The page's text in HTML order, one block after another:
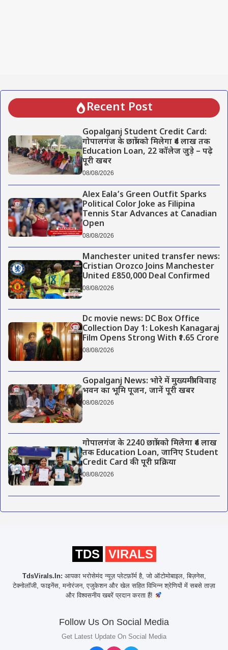
Recent Post
Gopalganj Student Credit Card:
गोपालगंज के छात्रों को मिलेगा ₹4 लाख तक
Education Loan, 22 कॉलेज जुड़े – पढ़े
पूरी खबर
08/08/2026
Alex Eala’s Green Outfit Sparks
Political Color Joke as Filipina
Tennis Star Advances at Canadian
Open
08/08/2026
Manchester united transfer news:
Cristian Orozco Joins Manchester
United £850,000 Deal Confirmed
08/08/2026
Dc movie news: DC Box Office
Collection Day 1: Lokesh Kanagaraj
Film Opens Strong With ₹1.65 Crore
08/08/2026
Gopalganj News: भोरे में मुख्यमंत्री विवाह
भवन का भूमि पूजन, जानें पूरी खबर
08/08/2026
गोपालगंज के 2240 छात्रों को मिलेगा ₹4 लाख
तक Education Loan, जानिए Student
Credit Card की पूरी प्रक्रिया
08/08/2026
TDS VIRALS
TdsVirals.In: आपका भरोसेमंद न्यूज़ प्लेटफ़ॉर्म है, जो ऑटोमोबाइल, बिज़नेस,
टेक्नोलॉजी, फाइनेंस, मनोरंजन, एजुकेशन और खेल सहित विभिन्न श्रेणियों में सबसे ताज़ा
और विश्वसनीय खबरें प्रदान करता हैं!
Follow Us On Social Media
Get Latest Update On Social Media